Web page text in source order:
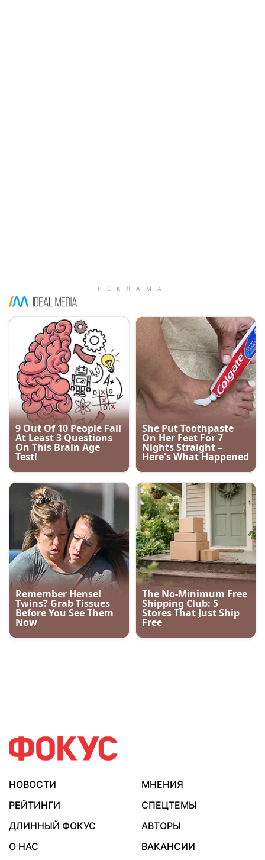
НОВОСТИ
МНЕНИЯ
РЕЙТИНГИ
СПЕЦТЕМЫ
ДЛИННЫЙ ФОКУС
АВТОРЫ
О НАС
ВАКАНСИИ